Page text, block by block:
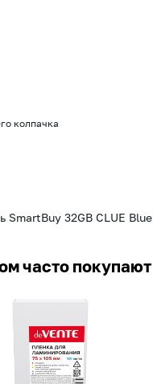
колпачка
SmartBuy 32GB CLUE Blue
часто покупают